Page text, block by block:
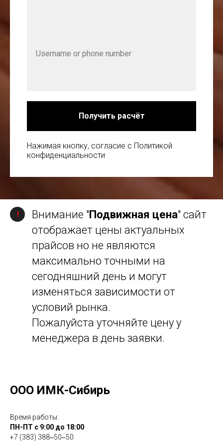
Получить расчёт
Нажимая кнопку, согласие с Политикой
конфиденциальности
! Внимание "Подвижная цена" сайт
отображает цены актуальных
прайсов но не являются
максимально точными на
сегодняшний день и могут
изменяться зависимости от
условий рынка.
Пожалуйста уточняйте цену у
менеджера в день заявки.
ООО ИМК-Сибирь
Время работы:
ПН-ПТ с 9:00 до 18:00
+7 (383) 388‒50‒50